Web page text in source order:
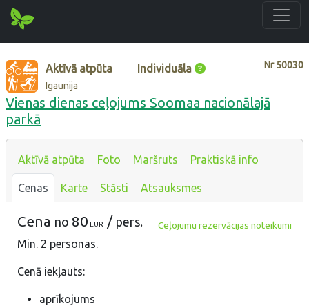
Nr50030
Aktīvā atpūta Individuāla
Igaunija
Vienas dienas ceļojums Soomaa nacionālajā
parkā
Aktīvā atpūta Foto Maršruts Praktiskā info
Cenas Karte Stāsti Atsauksmes
Cena no 80 EUR / pers. Ceļojumu rezervācijas noteikumi
Min. 2 personas.
Cenā iekļauts:
aprīkojums